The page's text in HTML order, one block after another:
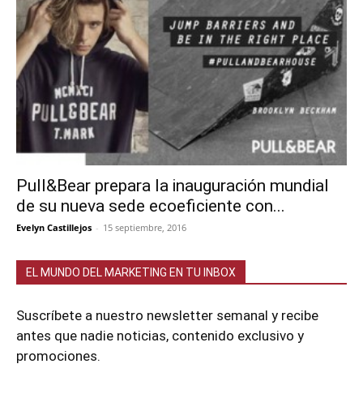
Pull&Bear prepara la inauguración mundial
de su nueva sede ecoeficiente con...
Evelyn Castillejos - 15 septiembre, 2016
EL MUNDO DEL MARKETING EN TU INBOX
Suscríbete a nuestro newsletter semanal y recibe
antes que nadie noticias, contenido exclusivo y
promociones.